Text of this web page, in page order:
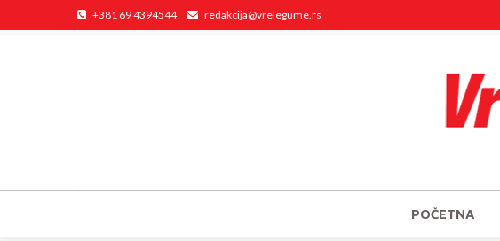
+381 69 4394544 redakcija@vrelegume.rs
POČETNA